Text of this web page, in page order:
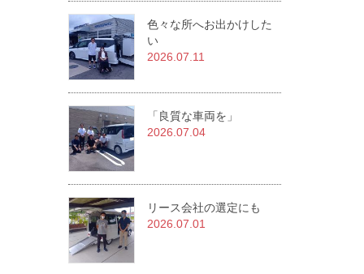
色々な所へお出かけした
い
2026.07.11
「良質な車両を」
2026.07.04
リース会社の選定にも
2026.07.01